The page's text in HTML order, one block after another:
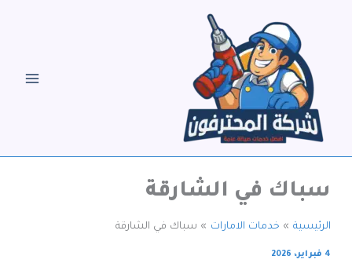
سباك في الشارقة
الرئيسية خدمات الامارات سباك في الشارقة
4 فبراير، 2026